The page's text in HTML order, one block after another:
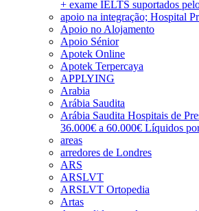
+ exame IELTS suportados
apoio na integração; Hospital
Apoio no Alojamento
Apoio Sénior
Apotek Online
Apotek Terpercaya
APPLYING
Arabia
Arábia Saudita
Arábia Saudita Hospitais de
36.000€ a 60.000€ Líquidos
areas
arredores de Londres
ARS
ARSLVT
ARSLVT Ortopedia
Artas